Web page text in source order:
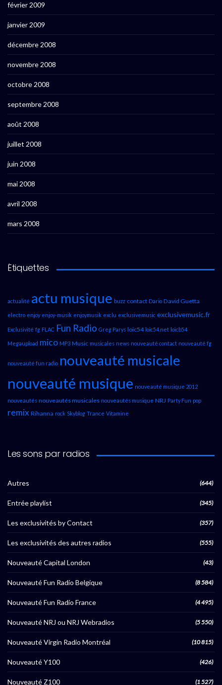
février 2009
janvier 2009
décembre 2008
novembre 2008
octobre 2008
septembre 2008
août 2008
juillet 2008
juin 2008
mai 2008
avril 2008
mars 2008
Étiquettes
actualité actu musique buzz contact Dario David Guetta
electro enjoy enjoy-musik enjoymusik exclu exclusivemusic exclusivemusic.fr
Exclusivité fg FLAC Fun Radio Greg Parys loic54 loic54.net loicb54
Megaupload mico MP3 Music musicales news nouveauté contact nouveauté fg
nouveauté fun radio nouveauté musicale
nouveauté musique nouveauté musique 2012
nouveautés nouveautés musicales nouveautés musique NRJ Party Fun pop
remix Rihanna rock Skyblog Trance Vitamine
Les sons par radios
Autres (644)
Entrée playlist (345)
Les exclusivités by Contact (357)
Les exclusivités des autres radios (555)
Nouveauté Capital London (43)
Nouveauté Fun Radio Belgique (8 584)
Nouveauté Fun Radio France (4 495)
Nouveauté NRJ ou NRJ Webradios (5 550)
Nouveauté Virgin Radio Montréal (10 815)
Nouveauté Y100 (426)
Nouveauté Z100 (1 527)